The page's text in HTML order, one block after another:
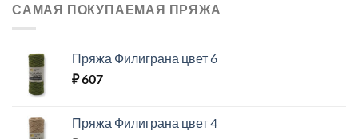
САМАЯ ПОКУПАЕМАЯ ПРЯЖА
Пряжа Филиграна цвет 6
₽607
Пряжа Филиграна цвет 4